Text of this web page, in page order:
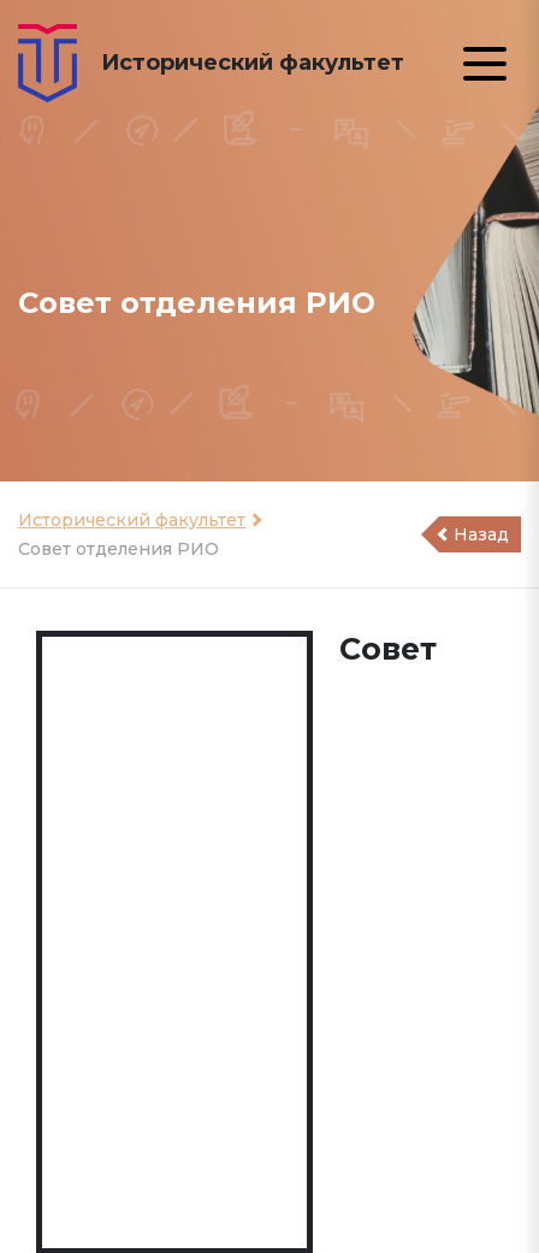
Исторический факультет
Совет отделения РИО
Исторический факультет
Совет отделения РИО
Назад
Совет